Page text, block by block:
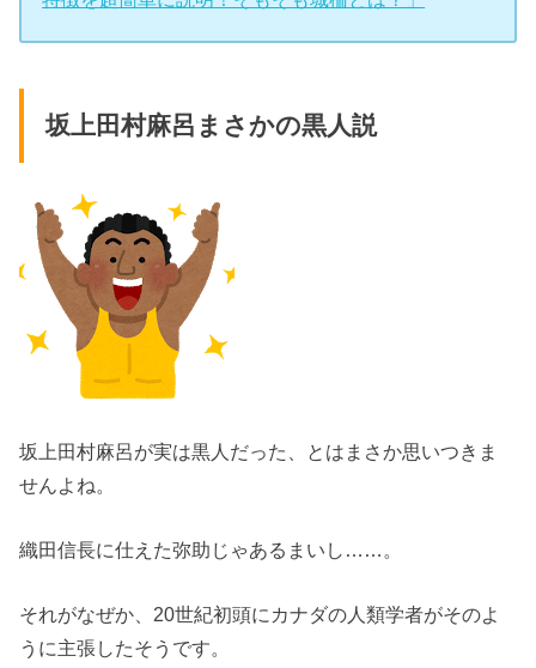
坂上田村麻呂まさかの黒人説
坂上田村麻呂が実は黒人だった、とはまさか思いつきま
せんよね。
織田信長に仕えた弥助じゃあるまいし……。
それがなぜか、20世紀初頭にカナダの人類学者がそのよ
うに主張したそうです。